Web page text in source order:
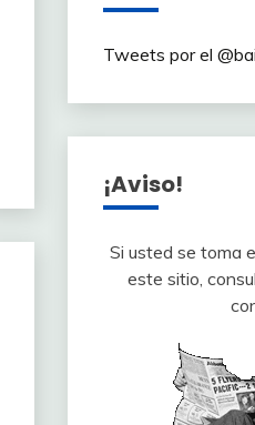
Tweets por el
¡Aviso!
Si usted se toma
este sitio,